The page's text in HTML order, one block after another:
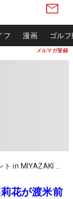
メルマガ登録
フ 漫画 ゴル
花が渡米前